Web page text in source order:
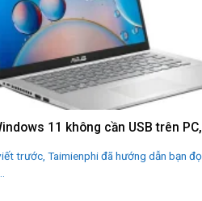
11 không cần USB trên
trước, Taimienphi đã hướng dẫn bạn